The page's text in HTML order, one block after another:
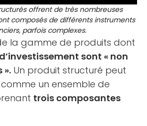
offrent de très nombreuses
composés de différents instruments
parfois complexes.
la gamme de produits dont
sont « non
». Un produit structuré peut
un ensemble de
trois composantes